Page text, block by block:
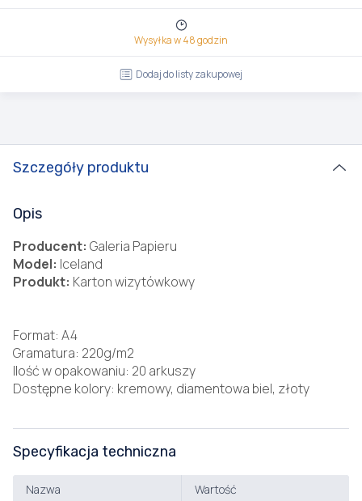
Wysyłka w 48 godzin
Dodaj do listy zakupowej
Szczegóły produktu
Opis
Producent: Galeria Papieru
Model: Iceland
Produkt: Karton wizytówkowy
Format: A4
Gramatura: 220g/m2
Ilość w opakowaniu: 20 arkuszy
Dostępne kolory: kremowy, diamentowa biel, złoty
Specyfikacja techniczna
Nazwa Wartość